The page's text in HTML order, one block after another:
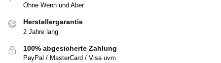
Ohne Wenn und Aber
Herstellergarantie
2 Jahre lang
100% abgesicherte Zahlung
PayPal / MasterCard / Visa uvm.